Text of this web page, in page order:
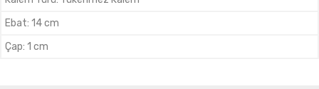
Ebat: 14 cm
Çap: 1 cm